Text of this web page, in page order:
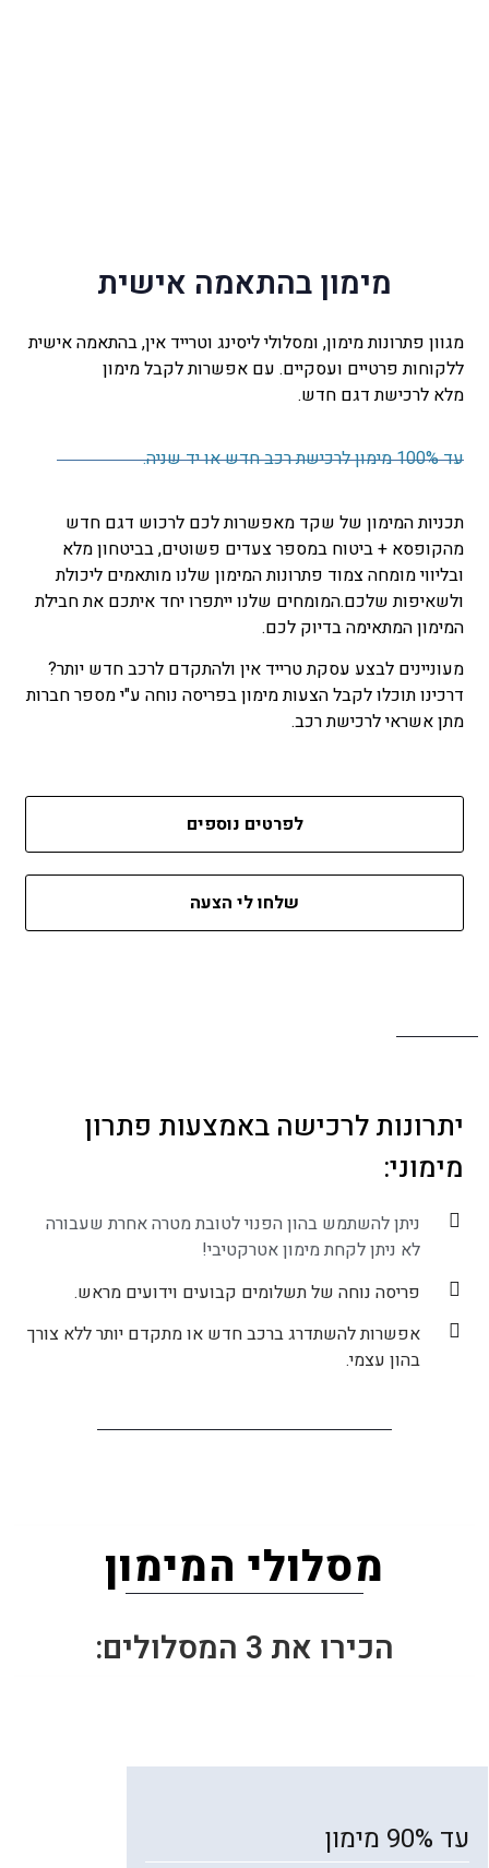
מימון בהתאמה אישית
מגוון פתרונות מימון, ומסלולי ליסינג וטרייד אין, בהתאמה אישית
ללקוחות פרטיים ועסקיים. עם אפשרות לקבל מימון
מלא לרכישת דגם חדש.
עד 100% מימון לרכישת רכב חדש או יד שניה.
תכניות המימון של שקד מאפשרות לכם לרכוש דגם חדש
מהקופסא + ביטוח במספר צעדים פשוטים, בביטחון מלא
ובליווי מומחה צמוד פתרונות המימון שלנו מותאמים ליכולת
ולשאיפות שלכם.המומחים שלנו ייתפרו יחד איתכם את חבילת
המימון המתאימה בדיוק לכם.
מעוניינים לבצע עסקת טרייד אין ולהתקדם לרכב חדש יותר?
דרכינו תוכלו לקבל הצעות מימון בפריסה נוחה ע"י מספר חברות
מתן אשראי לרכישת רכב.
לפרטים נוספים
שלחו לי הצעה
יתרונות לרכישה באמצעות פתרון
מימוני:
ניתן להשתמש בהון הפנוי לטובת מטרה אחרת שעבורה
לא ניתן לקחת מימון אטרקטיבי!
פריסה נוחה של תשלומים קבועים וידועים מראש.
אפשרות להשתדרג ברכב חדש או מתקדם יותר ללא צורך
בהון עצמי.
מסלולי המימון
הכירו את 3 המסלולים:
עד 90% מימון